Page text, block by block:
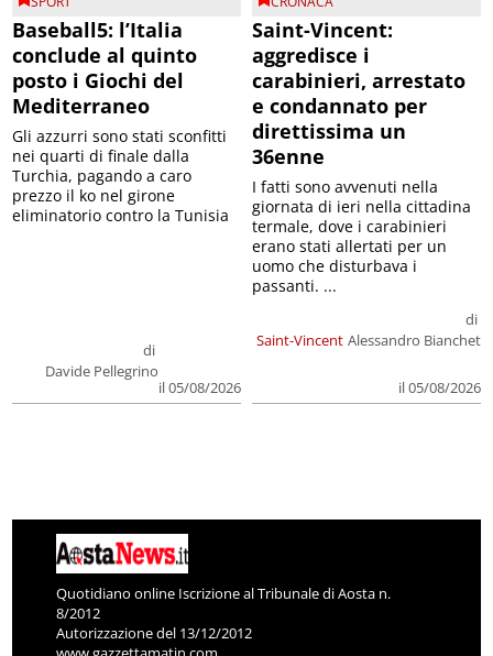
Baseball5: l’Italia
conclude al quinto
posto i Giochi del
Mediterraneo
di
Davide Pellegrino
il 05/08/2026
Gli azzurri sono stati sconfitti
nei quarti di finale dalla
Turchia, pagando a caro
prezzo il ko nel girone
eliminatorio contro la Tunisia
Saint-Vincent:
aggredisce i
carabinieri, arrestato
e condannato per
direttissima un
36enne
Saint-Vincent
di
Alessandro Bianchet
il 05/08/2026
I fatti sono avvenuti nella
giornata di ieri nella cittadina
termale, dove i carabinieri
erano stati allertati per un
uomo che disturbava i
passanti. ...
Quotidiano online Iscrizione al Tribunale di Aosta n.
8/2012
Autorizzazione del 13/12/2012